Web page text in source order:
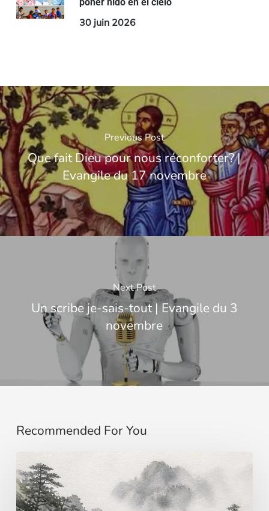
30 juin 2026
Previous Post
Que fait Dieu pour nous réconforter? |
Evangile du 17 novembre
Next Post
Un scribe je-sais-tout | Evangile du 3
novembre
Recommended For You
Evangile
du
9